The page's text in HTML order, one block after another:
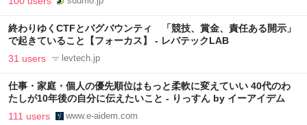
終わりゆくCTFとバグバウンティ 「競技、賞金、責任ある開示」
で起きていること【フォーカス】 - レバテックLAB
31 users levtech.jp
仕事・家庭・個人の優先順位はもっと柔軟に変えていい 40代のわ
たしが10年後の自分に伝えたいこと - りっすん by イーアイデム
111 users www.e-aidem.com